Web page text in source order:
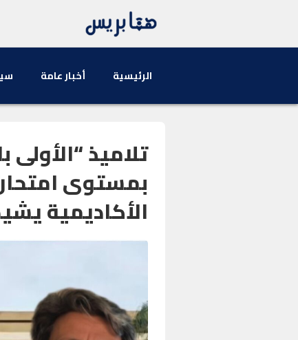
الرئيسية أخبار عامة
تلاميذ
بمستوى
الأكاديمية